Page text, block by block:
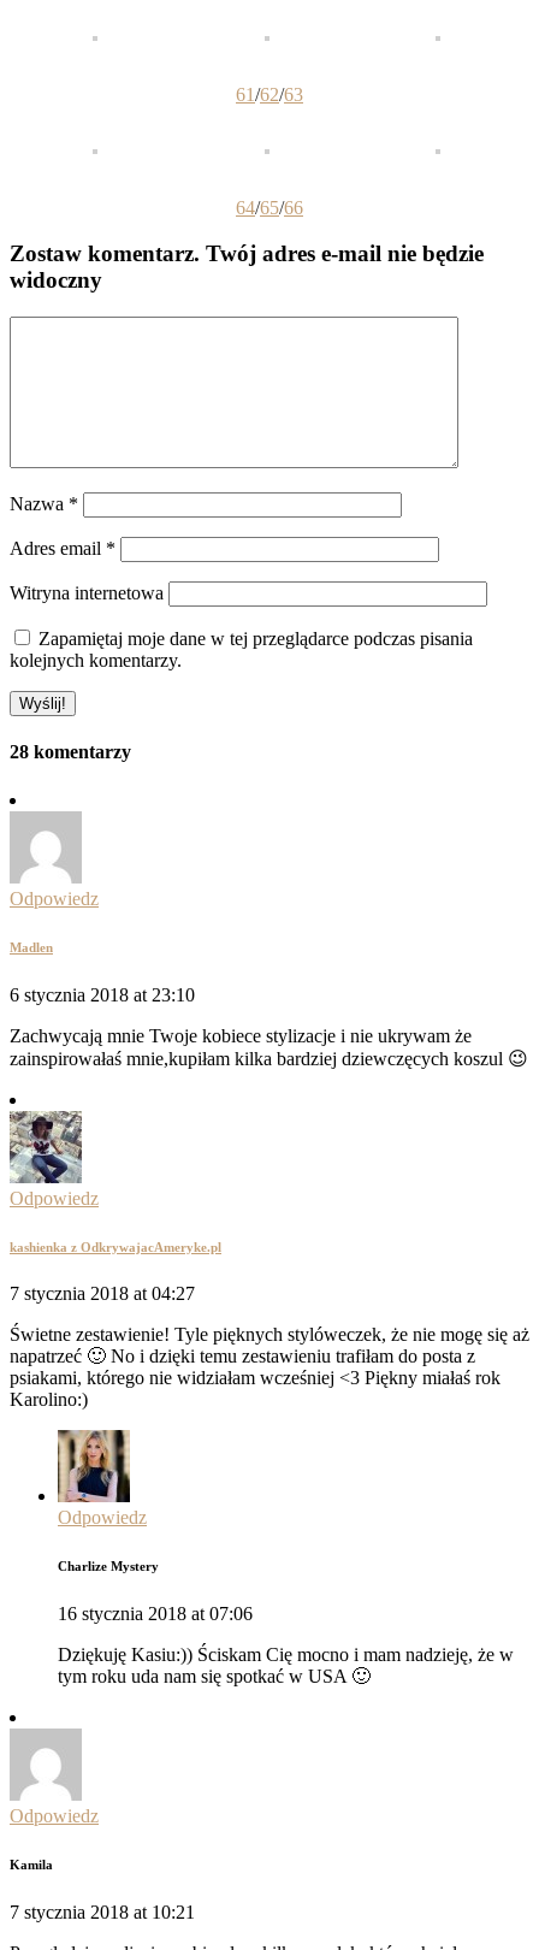
61/62/63
64/65/66
Zostaw komentarz. Twój adres e-mail nie będzie
widoczny
Nazwa *
Adres email *
Witryna internetowa
Zapamiętaj moje dane w tej przeglądarce podczas pisania
kolejnych komentarzy.
28 komentarzy
Odpowiedz
Madlen
6 stycznia 2018 at 23:10
Zachwycają mnie Twoje kobiece stylizacje i nie ukrywam że
zainspirowałaś mnie,kupiłam kilka bardziej dziewczęcych koszul 😉
Odpowiedz
kashienka z OdkrywajacAmeryke.pl
7 stycznia 2018 at 04:27
Świetne zestawienie! Tyle pięknych stylóweczek, że nie mogę się aż
napatrzeć 🙂 No i dzięki temu zestawieniu trafiłam do posta z
psiakami, którego nie widziałam wcześniej <3 Piękny miałaś rok
Karolino:)
Odpowiedz
Charlize Mystery
16 stycznia 2018 at 07:06
Dziękuję Kasiu:)) Ściskam Cię mocno i mam nadzieję, że w
tym roku uda nam się spotkać w USA 🙂
Odpowiedz
Kamila
7 stycznia 2018 at 10:21